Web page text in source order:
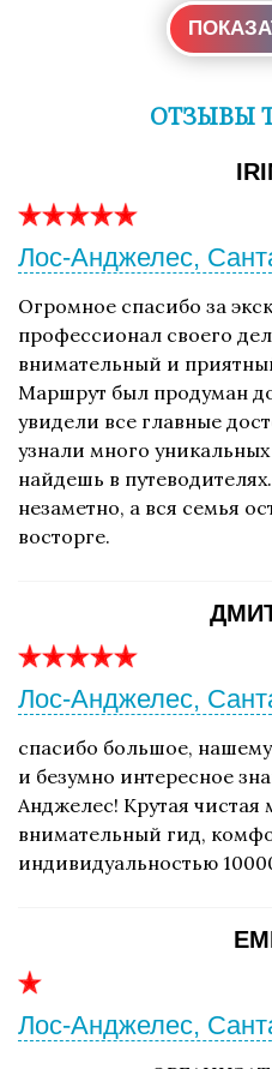
ОТЗЫВЫ
Лос-Анджелес,
Огромное спасибо за
профессионал своего
внимательный и
Маршрут был продуман
увидели все главные
узнали много
найдешь в
незаметно, а вся семья
восторге.
Лос-Анджелес,
спасибо большое,
и безумно интересное
Анджелес! Крутая чистая
внимательный гид,
индивидуальностью
Лос-Анджелес,